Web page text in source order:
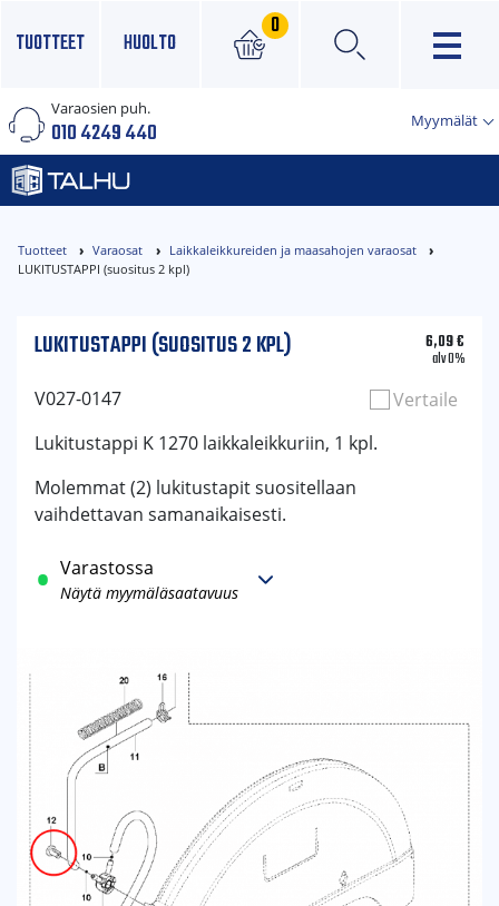
TUOTTEET HUOLTO
0
×
Varaosien puh.
010 4249 440 Myymälät
Tuotteet Varaosat
Laikkaleikkureiden ja maasahojen varaosat
LUKITUSTAPPI (suositus 2 kpl)
LUKITUSTAPPI (SUOSITUS 2 KPL) 6,09€
alv 0%
V027-0147
Vertaile
Lukitustappi K 1270 laikkaleikkuriin, 1 kpl.
Molemmat (2) lukitustapit suositellaan
vaihdettavan samanaikaisesti.
Varastossa
Näytä myymäläsaatavuus